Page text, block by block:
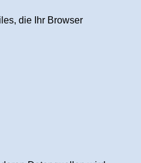
die Ihr Browser